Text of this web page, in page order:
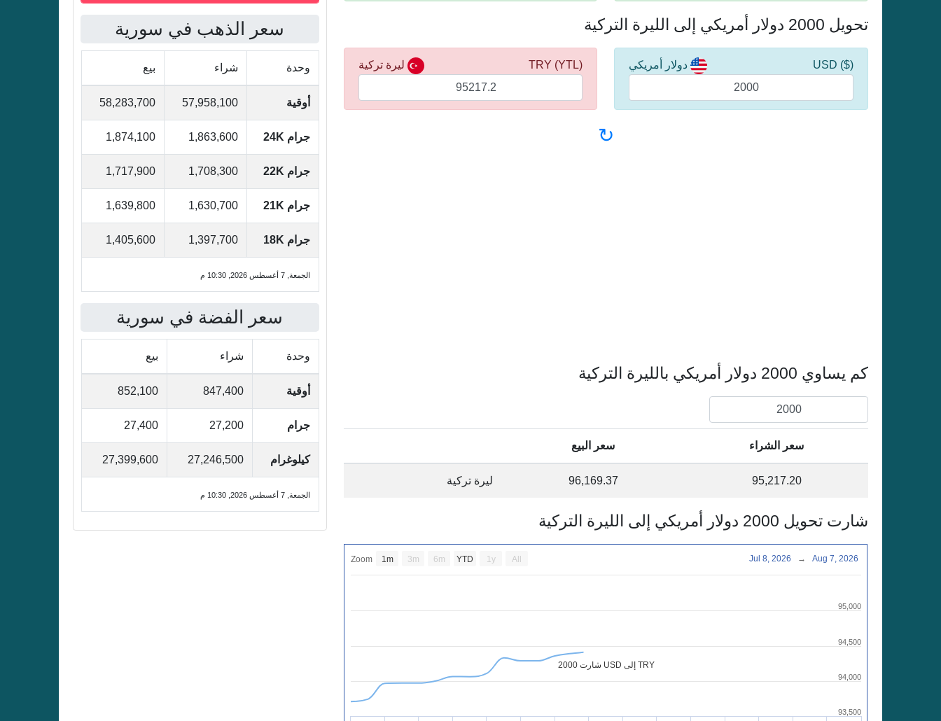
تحويل 2000 دولار أمريكي إلى الليرة التركية
دولار أمريكي ($) USD ليرة تركية (YTL) TRY
↻
كم يساوي 2000 دولار أمريكي بالليرة التركية
سعر الشراء سعر البيع
95,217.20
96,169.37 ليرة تركية
شارت تحويل 2000 دولار أمريكي إلى الليرة التركية
شارت 2000 USD إلى TRY
93,500
94,000
94,500
95,000
Zoom 1m 3m 6m YTD 1y All Jul 8, 2026 → Aug 7, 2026
سعر الذهب في سورية
وحدة شراء بيع
أوقية 57,958,100
58,283,700
جرام 24K 1,863,600
1,874,100
جرام 22K 1,708,300
1,717,900
جرام 21K 1,630,700
1,639,800
جرام 18K 1,397,700
1,405,600
الجمعة, 7 أغسطس 2026, 10:30 م
سعر الفضة في سورية
وحدة شراء بيع
أوقية 847,400
852,100
جرام 27,200
27,400
كيلوغرام 27,246,500
27,399,600
الجمعة, 7 أغسطس 2026, 10:30 م